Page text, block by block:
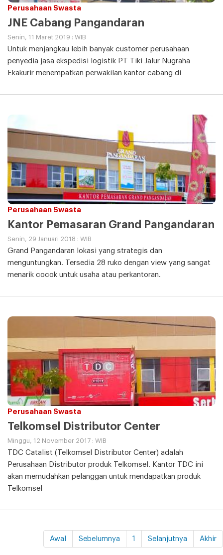
Perusahaan Swasta
JNE Cabang Pangandaran
Senin, 11 Maret 2019 : WIB
Untuk menjangkau lebih banyak customer perusahaan
penyedia jasa ekspedisi logistik PT Tiki Jalur Nugraha
Ekakurir menempatkan perwakilan kantor cabang di
Perusahaan Swasta
Kantor Pemasaran Grand Pangandaran
Senin, 29 Januari 2018 : WIB
Grand Pangandaran lokasi yang strategis dan
menguntungkan. Tersedia 28 ruko dengan view yang sangat
menarik cocok untuk usaha atau perkantoran.
Perusahaan Swasta
Telkomsel Distributor Center
Minggu, 12 November 2017 : WIB
TDC Catalist (Telkomsel Distributor Center) adalah
Perusahaan Distributor produk Telkomsel. Kantor TDC ini
akan memudahkan pelanggan untuk mendapatkan produk
Telkomsel
Awal Sebelumnya 1 Selanjutnya Akhir